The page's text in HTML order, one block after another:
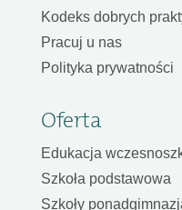
Kodeks dobrych
Pracuj u nas
Polityka prywatności
Oferta
Edukacja
Szkoła podstawowa
Szkoły